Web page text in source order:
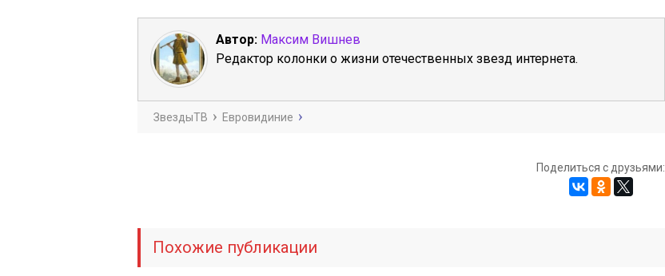
Автор: Максим Вишнев
Редактор колонки о жизни отечественных звезд интернета.
ЗвездыТВ Евровидиние
Поделиться с друзьями:
Похожие публикации